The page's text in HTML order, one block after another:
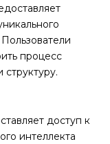
процесс
структуру.
доступ к
интеллекта